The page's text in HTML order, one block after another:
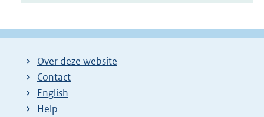
Over deze website
Contact
English
Help